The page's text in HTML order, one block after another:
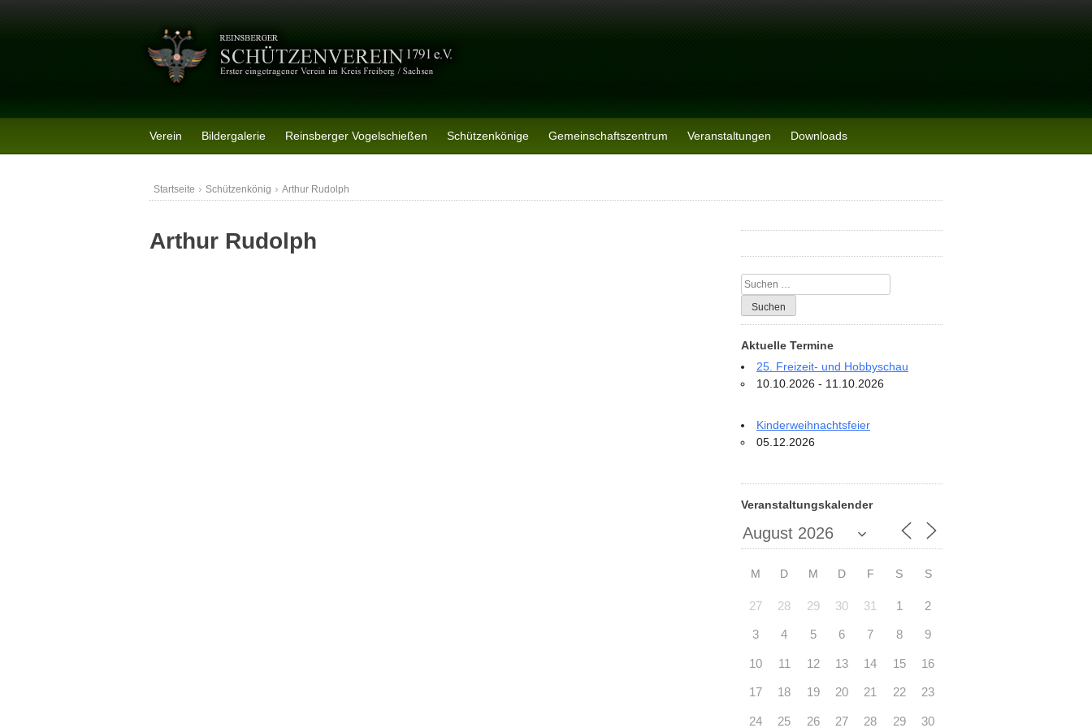
Verein Bildergalerie Reinsberger Vogelschießen Schützenkönige Gemeinschaftszentrum Veranstaltungen Downloads
Startseite › Schützenkönig › Arthur Rudolph
Arthur Rudolph
Suchen
nach:
Aktuelle Termine
25. Freizeit- und Hobbyschau
10.10.2026 - 11.10.2026
Kinderweihnachtsfeier
05.12.2026
Veranstaltungskalender
M D M D F S S
27 28 29 30 31 1 2
3 4 5 6 7 8 9
10 11 12 13 14 15 16
17 18 19 20 21 22 23
24 25 26 27 28 29 30